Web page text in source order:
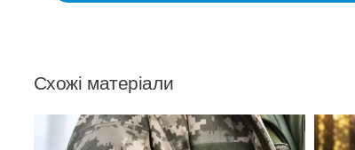
Схожі матеріали